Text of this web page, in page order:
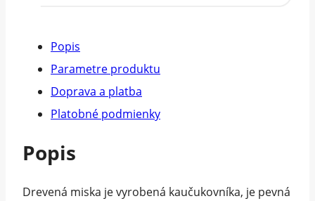
Popis
Parametre produktu
Doprava a platba
Platobné podmienky
Popis
Drevená miska je vyrobená kaučukovníka, je pevná